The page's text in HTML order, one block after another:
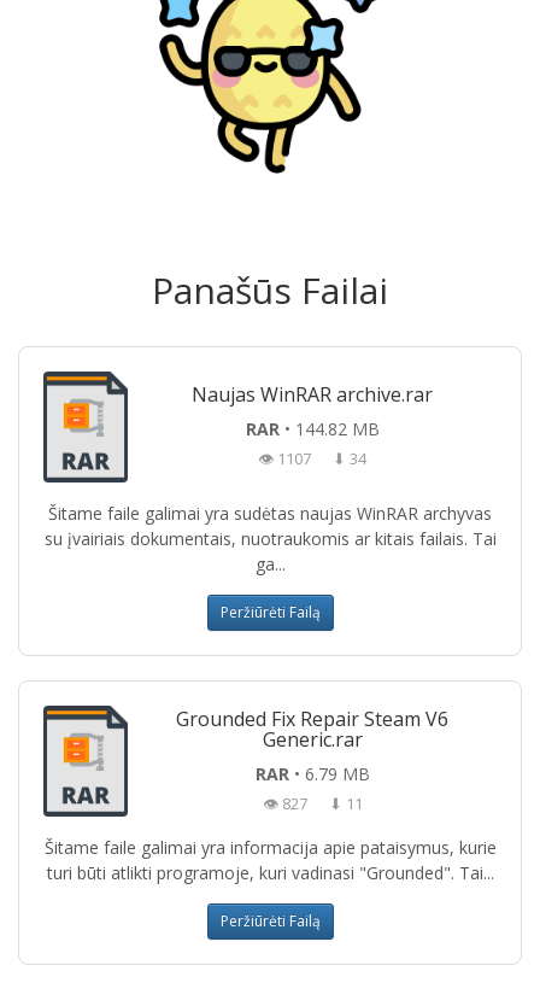
Panašūs Failai
Naujas WinRAR archive.rar
RAR• 144.82 MB
👁 1107 ⬇ 34
Šitame faile galimai yra sudėtas naujas WinRAR archyvas
su įvairiais dokumentais, nuotraukomis ar kitais failais. Tai
ga...
Peržiūrėti Failą
Grounded Fix Repair Steam V6
Generic.rar
RAR • 6.79 MB
👁 827 ⬇ 11
Šitame faile galimai yra informacija apie pataisymus, kurie
turi būti atlikti programoje, kuri vadinasi "Grounded". Tai...
Peržiūrėti Failą